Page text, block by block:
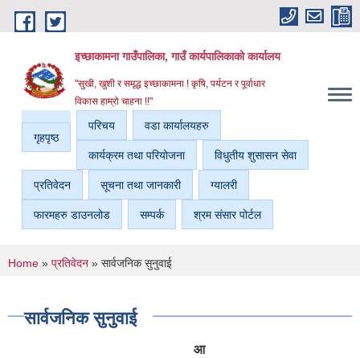
Skip to main content
इच्छाकामना गाउँपालिका, गाउँ कार्यपालिकाको कार्यालय
"सुखी, खुशी र समृद्ध इच्छाकामना ! कृषि, पर्यटन र पूर्वाधार
विकास हाम्रो चाहना !!"
गृहपृष्ठ
परिचय वडा कार्यालयहरु
कार्यक्रम तथा परियोजना विधुतीय शुसासन सेवा
प्रतिवेदन सूचना तथा जानकारी ग्यालरी
फारमहरु डाउनलोड सम्पर्क श्रम संसार पोर्टल
You are here
Home » प्रतिवेदन » सार्वजनिक सुनुवाई
सार्वजनिक सुनुवाई
आ